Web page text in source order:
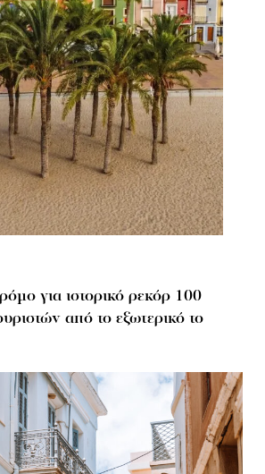
για ιστορικό ρεκόρ 100
από το εξωτερικό το